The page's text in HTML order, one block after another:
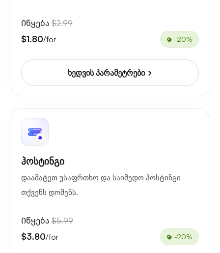
Იწყება $2.99
$1.80/for -20%
ხედვის პარამეტრები
ჰოსტინგი
დაამატეთ უსაფრთხო და საიმედო ჰოსტინგი
თქვენს დომენს.
Იწყება $5.99
$3.80/for -20%